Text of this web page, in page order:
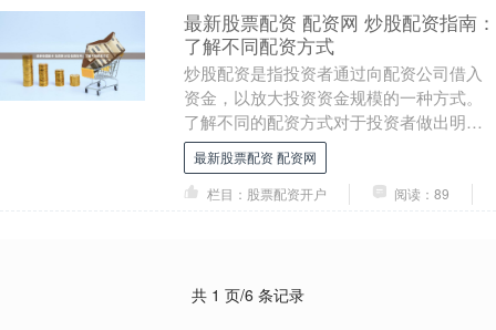
最新股票配资 配资网 炒股配资指南：
了解不同配资方式
炒股配资是指投资者通过向配资公司借入
资金，以放大投资资金规模的一种方式。
了解不同的配资方式对于投资者做出明智
的决策至关重要。 * **资金杠杆：**放大投
资收益....
最新股票配资 配资网
栏目：股票配资开户
阅读：89
共 1 页/6 条记录